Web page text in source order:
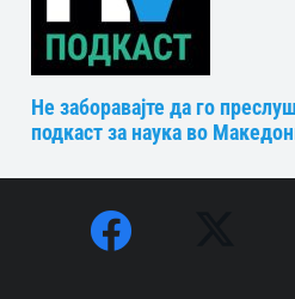
Не заборавајте да го
подкаст за наука во